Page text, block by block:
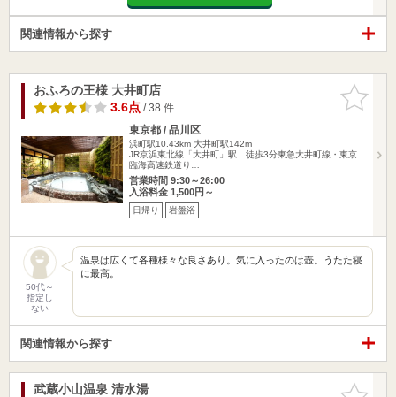
関連情報から探す
お気に入
りに追加
おふろの王様 大井町店
3.6点/ 38 件
東京都 / 品川区
浜町駅10.43km 大井町駅142m
JR京浜東北線「大井町」駅 徒歩3分東急大井町線・東京
臨海高速鉄道り…
営業時間 9:30～26:00
入浴料金 1,500円～
日帰り 岩盤浴
50代～
指定し
ない
温泉は広くて各種様々な良さあり。気に入ったのは壺。うたた寝
に最高。
関連情報から探す
お気に入
武蔵小山温泉 清水湯